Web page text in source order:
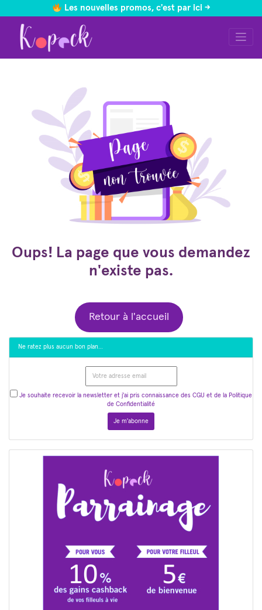
Les nouvelles promos, c'est par ici ->
Oups! La page que vous demandez
n'existe pas.
Retour à l'accueil
Ne ratez plus aucun bon plan…
Je souhaite recevoir la newsletter et j'ai pris connaissance des CGU et de la Politique
de Confidentialité